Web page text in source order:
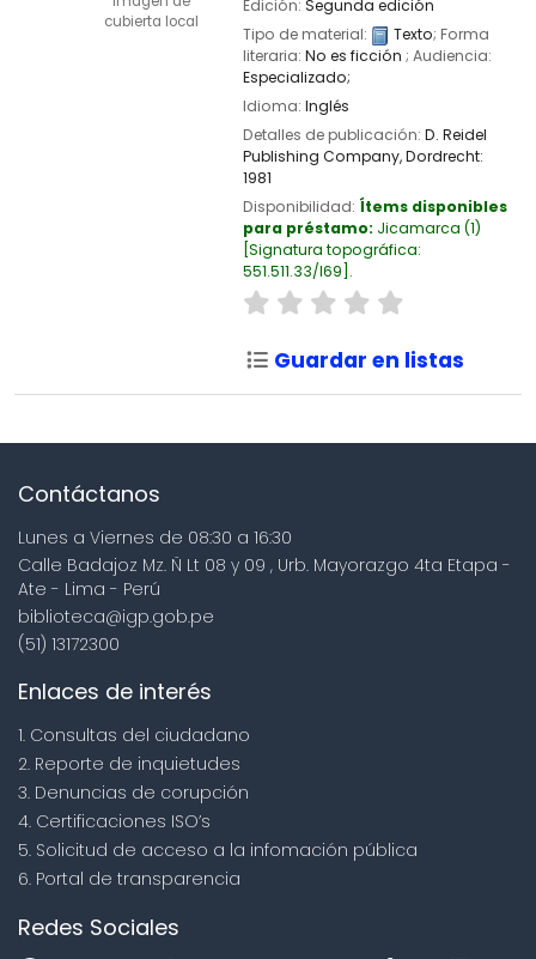
cubierta local
Edición: Segunda edición
Tipo de material:
Texto; Forma
literaria: No es ficción ; Audiencia:
Especializado;
Idioma: Inglés
Detalles de publicación: D. Reidel
Publishing Company,Dordrecht:
1981
Disponibilidad: Ítems disponibles
para préstamo: Jicamarca (1)
Signatura topográfica:
551.511.33/I69 .
Guardar en listas
Contáctanos
Lunes a Viernes de 08:30 a 16:30
Calle Badajoz Mz. Ñ Lt 08 y 09 , Urb. Mayorazgo 4ta Etapa -
Ate - Lima - Perú
biblioteca@igp.gob.pe
(51) 13172300
Enlaces de interés
1. Consultas del ciudadano
2. Reporte de inquietudes
3. Denuncias de corupción
4. Certificaciones ISO’s
5. Solicitud de acceso a la infomación pública
6. Portal de transparencia
Redes Sociales